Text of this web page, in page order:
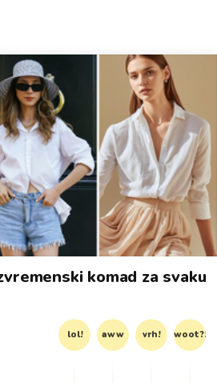
komad za svaku
lol! aww vrh! woot?!